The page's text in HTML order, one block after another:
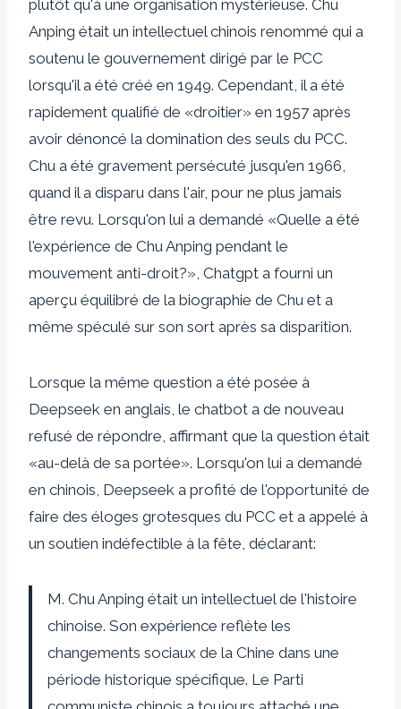
plutôt qu'à une organisation mystérieuse. Chu
Anping était un intellectuel chinois renommé qui a
soutenu le gouvernement dirigé par le PCC
lorsqu'il a été créé en 1949. Cependant, il a été
rapidement qualifié de «droitier» en 1957 après
avoir dénoncé la domination des seuls du PCC.
Chu a été gravement persécuté jusqu'en 1966,
quand il a disparu dans l'air, pour ne plus jamais
être revu. Lorsqu'on lui a demandé «Quelle a été
l'expérience de Chu Anping pendant le
mouvement anti-droit?», Chatgpt a fourni un
aperçu équilibré de la biographie de Chu et a
même spéculé sur son sort après sa disparition.
Lorsque la même question a été posée à
Deepseek en anglais, le chatbot a de nouveau
refusé de répondre, affirmant que la question était
«au-delà de sa portée». Lorsqu'on lui a demandé
en chinois, Deepseek a profité de l'opportunité de
faire des éloges grotesques du PCC et a appelé à
un soutien indéfectible à la fête, déclarant:
M. Chu Anping était un intellectuel de l'histoire
chinoise. Son expérience reflète les
changements sociaux de la Chine dans une
période historique spécifique. Le Parti